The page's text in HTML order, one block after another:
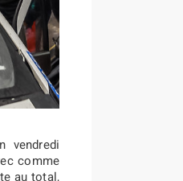
vendredi
comme
au total,